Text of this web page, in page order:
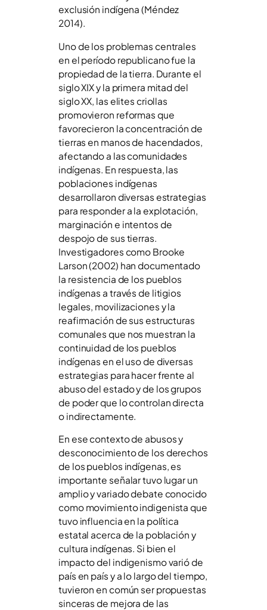
exclusión indígena (Méndez
2014).
Uno de los problemas centrales
en el período republicano fue la
propiedad de la tierra. Durante el
siglo XIX y la primera mitad del
siglo XX, las elites criollas
promovieron reformas que
favorecieron la concentración de
tierras en manos de hacendados,
afectando a las comunidades
indígenas. En respuesta, las
poblaciones indígenas
desarrollaron diversas estrategias
para responder a la explotación,
marginación e intentos de
despojo de sus tierras.
Investigadores como Brooke
Larson (2002) han documentado
la resistencia de los pueblos
indígenas a través de litigios
legales, movilizaciones y la
reafirmación de sus estructuras
comunales que nos muestran la
continuidad de los pueblos
indígenas en el uso de diversas
estrategias para hacer frente al
abuso del estado y de los grupos
de poder que lo controlan directa
o indirectamente.
En ese contexto de abusos y
desconocimiento de los derechos
de los pueblos indígenas, es
importante señalar tuvo lugar un
amplio y variado debate conocido
como movimiento indigenista que
tuvo influencia en la política
estatal acerca de la población y
cultura indígenas. Si bien el
impacto del indigenismo varió de
país en país y a lo largo del tiempo,
tuvieron en común ser propuestas
sinceras de mejora de las